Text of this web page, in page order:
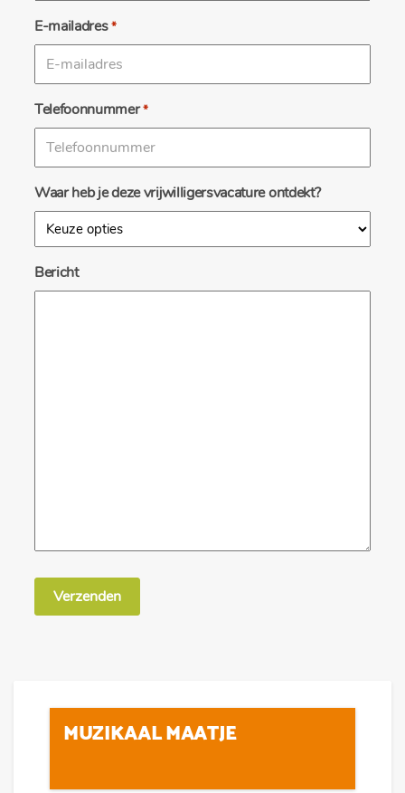
E-mailadres*
Telefoonnummer*
Waar heb je deze vrijwilligersvacature ontdekt?
Bericht
Verzenden
MUZIKAAL MAATJE